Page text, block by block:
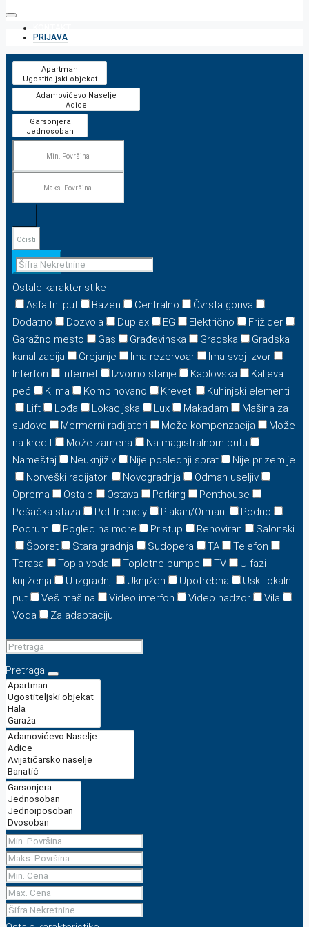
PRIJAVA
Očisti
Pretraga
Ostale karakteristike
Asfaltni put
Bazen Centralno
Čvrsta goriva
Dodatno
Dozvola Duplex EG Električno
Frižider
Garažno mesto
Gas Građevinska Gradska
Gradska
kanalizacija
Grejanje Ima rezervoar
Ima svoj izvor
Interfon
Internet Izvorno stanje Kablovska
Kaljeva
peć
Klima Kombinovano Kreveti
Kuhinjski elementi
Lift
Lođa Lokacijska Lux Makadam
Mašina za
sudove
Mermerni radijatori Može kompenzacija
Može
na kredit
Može zamena
Na magistralnom putu
Nameštaj
Neuknjiživ Nije poslednji sprat
Nije prizemlje
Norveški radijatori
Novogradnja
Odmah useljiv
Oprema
Ostalo Ostava Parking
Penthouse
Pešačka staza
Pet friendly Plakari/Ormani
Podno
Podrum
Pogled na more Pristup Renoviran
Salonski
Šporet
Stara gradnja Sudopera TA
Telefon
Terasa
Topla voda Toplotne pumpe TV
U fazi
knjiženja
U izgradnji Uknjižen Upotrebna
Uski lokalni
put
Veš mašina Video interfon Video nadzor
Vila
Voda
Za adaptaciju
Pretraga